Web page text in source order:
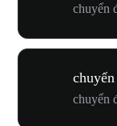
chuyển